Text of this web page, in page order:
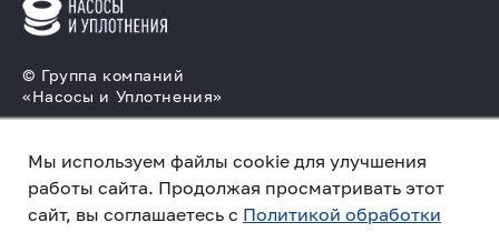
Мы используем файлы cookie для улучшения
работы сайта. Продолжая просматривать этот
сайт, вы соглашаетесь с Политикой обработки
© Группа компаний
«Насосы и Уплотнения»
торцовых уплотнений
Политика конфиденциальности